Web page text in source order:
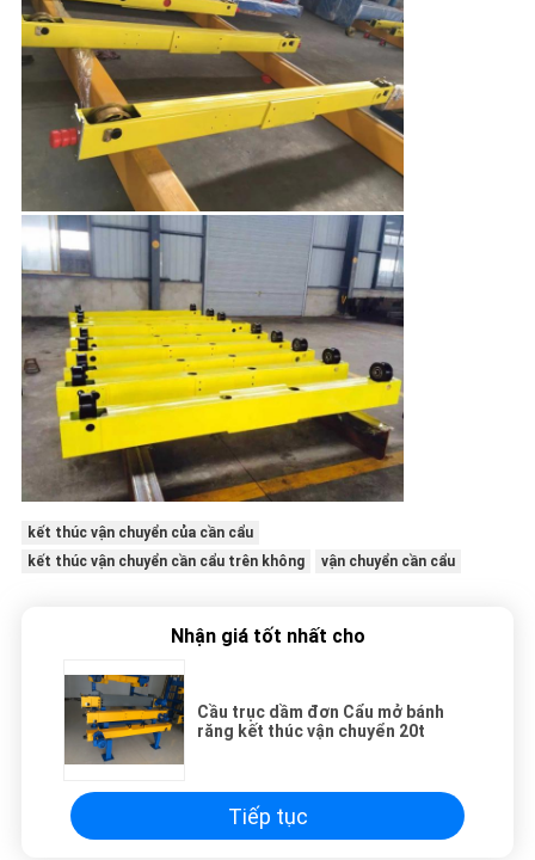
kết thúc vận chuyển của cần cẩu
kết thúc vận chuyển cần cẩu trên không
vận chuyển cần cẩu
Nhận giá tốt nhất cho
Cầu trục dầm đơn Cẩu mở bánh
răng kết thúc vận chuyển 20t
Tiếp tục